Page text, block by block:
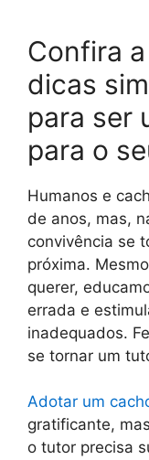
Confira
dicas
para ser
para o
Humanos e
de anos, mas,
convivência se
próxima.
querer,
errada e
inadequados.
se tornar um
Adotar um
gratificante,
o tutor precisa